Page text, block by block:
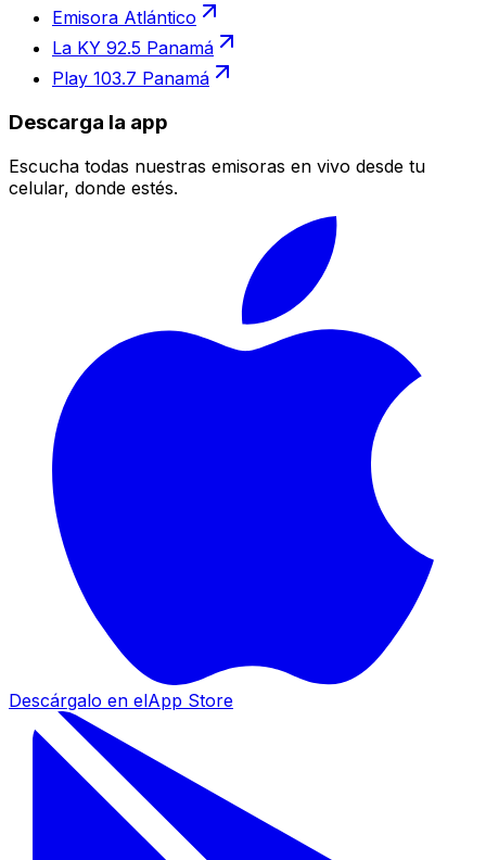
Emisora Atlántico
La KY 92.5 Panamá
Play 103.7 Panamá
Descarga la app
Escucha todas nuestras emisoras en vivo desde tu
celular, donde estés.
Descárgalo en elApp Store